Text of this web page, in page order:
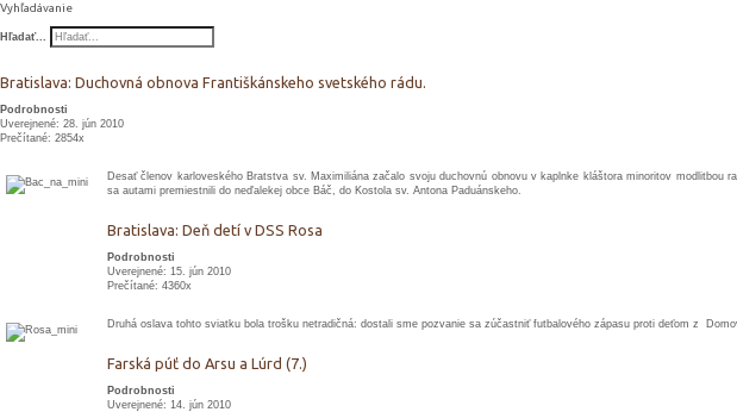
Vyhľadávanie
Hľadať...
Bratislava: Duchovná obnova Františkánskeho svetského rádu.
Podrobnosti
Uverejnené: 28. jún 2010
Prečítané: 2854x
Desať členov karloveského Bratstva sv. Maximiliána začalo svoju duchovnú obnovu v kaplnke kláštora minoritov
sa autami premiestnili do neďalekej obce Báč, do Kostola sv. Antona Paduánskeho.
Bratislava: Deň detí v DSS Rosa
Podrobnosti
Uverejnené: 15. jún 2010
Prečítané: 4360x
Druhá oslava tohto sviatku bola trošku netradičná: dostali sme pozvanie sa zúčastniť futbalového zápasu proti deťom z
Farská púť do Arsu a Lúrd (7.)
Podrobnosti
Uverejnené: 14. jún 2010